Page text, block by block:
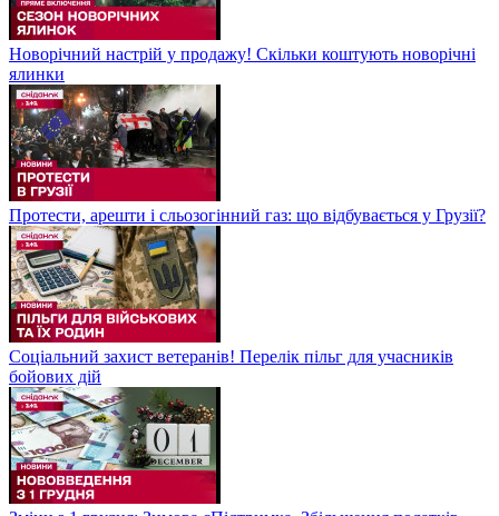
Новорічний настрій у продажу! Скільки коштують новорічні
ялинки
Протести, арешти і сльозогінний газ: що відбувається у Грузії?
Соціальний захист ветеранів! Перелік пільг для учасників
бойових дій